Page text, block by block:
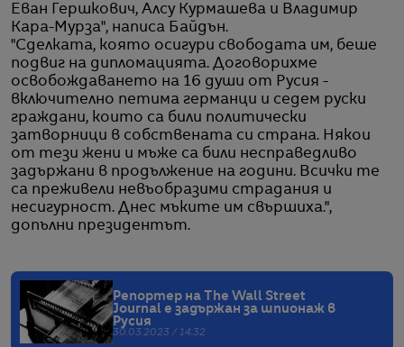
Еван Гершкович, Алсу Курмашева и Владимир
Кара-Мурза", написа Байдън.
"Сделката, която осигури свободата им, беше
подвиг на дипломацията. Договорихме
освобождаването на 16 души от Русия -
включително петима германци и седем руски
граждани, които са били политически
затворници в собствената си страна. Някои
от тези жени и мъже са били несправедливо
задържани в продължение на години. Всички те
са преживели невъобразими страдания и
несигурност. Днес мъките им свършиха.",
допълни президентът.
Репортер на The Wall Street
Journal е задържан за шпионаж в
Русия
30.03.2023 / 14:32